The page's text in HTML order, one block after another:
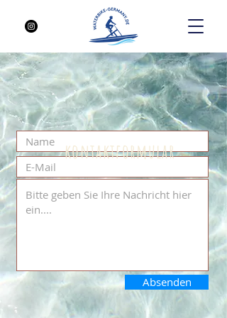
Absenden
kontaktformular